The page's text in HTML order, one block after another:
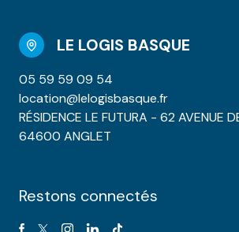
LE LOGIS BASQUE
05 59 59 09 54
location@lelogisbasque.fr
RÉSIDENCE LE FUTURA - 62 AVENUE
64600 ANGLET
Restons connectés